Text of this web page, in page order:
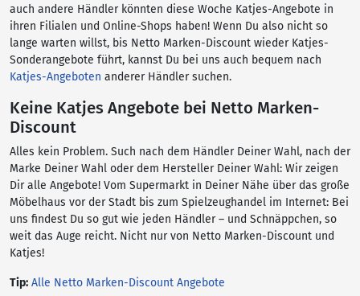
auch andere Händler könnten diese Woche Katjes-Angebote in
ihren Filialen und Online-Shops haben! Wenn Du also nicht so
lange warten willst, bis Netto Marken-Discount wieder Katjes-
Sonderangebote führt, kannst Du bei uns auch bequem nach
Katjes-Angeboten anderer Händler suchen.
Keine Katjes Angebote bei Netto Marken-
Discount
Alles kein Problem. Such nach dem Händler Deiner Wahl, nach der
Marke Deiner Wahl oder dem Hersteller Deiner Wahl: Wir zeigen
Dir alle Angebote! Vom Supermarkt in Deiner Nähe über das große
Möbelhaus vor der Stadt bis zum Spielzeughandel im Internet: Bei
uns findest Du so gut wie jeden Händler – und Schnäppchen, so
weit das Auge reicht. Nicht nur von Netto Marken-Discount und
Katjes!
Tip: Alle Netto Marken-Discount Angebote